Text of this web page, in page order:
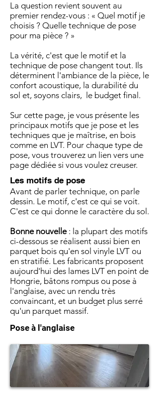
La question revient souvent au
premier rendez-vous : « Quel motif je
choisis ? Quelle technique de pose
pour ma pièce ? »
La vérité, c'est que le motif et la
technique de pose changent tout. Ils
déterminent l'ambiance de la pièce, le
confort acoustique, la durabilité du
sol et, soyons clairs, le budget final.
Sur cette page, je vous présente les
principaux motifs que je pose et les
techniques que je maîtrise, en bois
comme en LVT. Pour chaque type de
pose, vous trouverez un lien vers une
page dédiée si vous voulez creuser.
Les motifs de pose
Avant de parler technique, on parle
dessin. Le motif, c'est ce qui se voit.
C'est ce qui donne le caractère du sol.
Bonne nouvelle: la plupart des motifs
ci-dessous se réalisent aussi bien en
parquet bois qu'en sol vinyle LVT ou
en stratifié. Les fabricants proposent
aujourd'hui des lames LVT en point de
Hongrie, bâtons rompus ou pose à
l'anglaise, avec un rendu très
convaincant, et un budget plus serré
qu'un parquet massif.
Pose à l'anglaise